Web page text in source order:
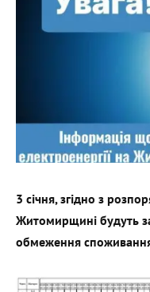
3 січня, згідно з
Житомирщині будуть
обмеження споживання